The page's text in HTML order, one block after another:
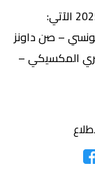
من ضمن الأندية المشاركة في هذه البطولة 2025 الآتي:
– صن داونز
المكسيكي –